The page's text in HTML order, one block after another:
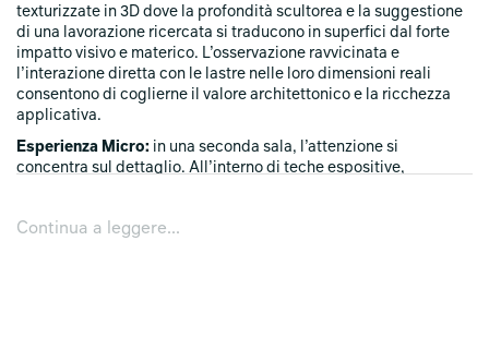
texturizzate in 3D dove la profondità scultorea e la suggestione
di una lavorazione ricercata si traducono in superfici dal forte
impatto visivo e materico. L’osservazione ravvicinata e
l’interazione diretta con le lastre nelle loro dimensioni reali
consentono di coglierne il valore architettonico e la ricchezza
applicativa.
Esperienza Micro: in una seconda sala, l’attenzione si
concentra sul dettaglio. All’interno di teche espositive,
sartoria ceramica, che rivelano la direzione estetica del brand,
Continua a leggere...